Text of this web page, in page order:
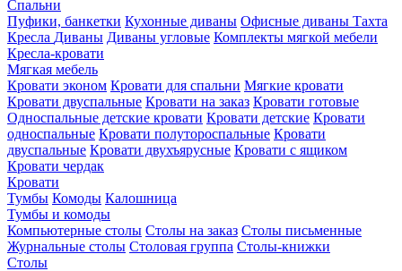
Спальни
Пуфики, банкетки Кухонные диваны Офисные диваны Тахта
Кресла Диваны Диваны угловые Комплекты мягкой мебели
Кресла-кровати
Мягкая мебель
Кровати эконом Кровати для спальни Мягкие кровати
Кровати двуспальные Кровати на заказ Кровати готовые
Односпальные детские кровати Кровати детские Кровати
односпальные Кровати полутороспальные Кровати
двуспальные Кровати двухъярусные Кровати с ящиком
Кровати чердак
Кровати
Тумбы Комоды Калошница
Тумбы и комоды
Компьютерные столы Столы на заказ Столы письменные
Журнальные столы Столовая группа Столы-книжки
Столы